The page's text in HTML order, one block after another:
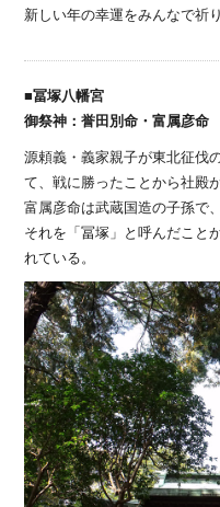
新しい年の幸運をみんなで祈
■冨塚八幡宮
御祭神：誉田別命・富属彦命
源頼義・義家親子が東北征伐
て、戦に勝ったことから社殿
富属彦命は武蔵国造の子孫で
それを「冨塚」と呼んだこと
れている。